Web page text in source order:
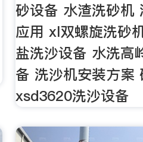
砂设备 水渣洗砂机
应用 xl双螺旋洗砂
盐洗沙设备 水洗高
备 洗沙机安装方案
xsd3620洗沙设备